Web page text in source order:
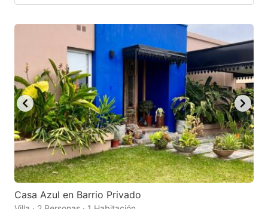
Casa Azul en Barrio Privado